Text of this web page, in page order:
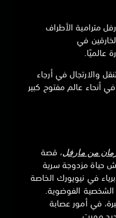
مترامية الأطراف
في
والارتجال في أرجاء
أنحاء عالم مفتوح كبير
من مارفل، قصة
حياة مزدوجة سرية
في نيويورك الخاصة
الشخصية الفوضوية.
في أمور عصابة